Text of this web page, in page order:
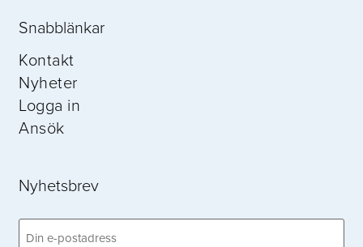
Snabblänkar
Kontakt
Nyheter
Logga in
Ansök
Nyhetsbrev
Email
(Obligatoriskt)